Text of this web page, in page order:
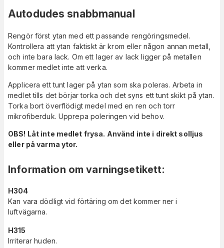
Autodudes snabbmanual
Rengör först ytan med ett passande rengöringsmedel.
Kontrollera att ytan faktiskt är krom eller någon annan metall,
och inte bara lack. Om ett lager av lack ligger på metallen
kommer medlet inte att verka.
Applicera ett tunt lager på ytan som ska poleras. Arbeta in
medlet tills det börjar torka och det syns ett tunt skikt på ytan.
Torka bort överflödigt medel med en ren och torr
mikrofiberduk. Upprepa poleringen vid behov.
OBS! Låt inte medlet frysa. Använd inte i direkt solljus
eller på varma ytor.
Information om varningsetikett:
H304
Kan vara dödligt vid förtäring om det kommer ner i
luftvägarna.
H315
Irriterar huden.